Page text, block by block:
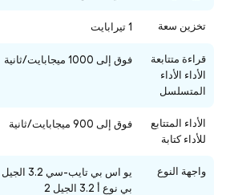
تخزين سعة 1 تيرابايت
قراءة متتابعة
الأداء الأداء
المتسلسل
فوق إلى 1000 ميجابايت/ثانية
الأداء المتتابع
للأداء كتابة
فوق إلى 900 ميجابايت/ثانية
واجهة النوع
بي نوع أ 3.2 الجيل 2